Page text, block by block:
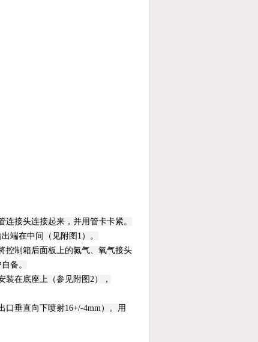
接头连接起来，并用管卡卡紧。
端在中间（见附图1）。
控制箱后面板上的氮气、氧气接头
备。
在底座上（参见附图2），
垂直向下喷射16+/-4mm）。用